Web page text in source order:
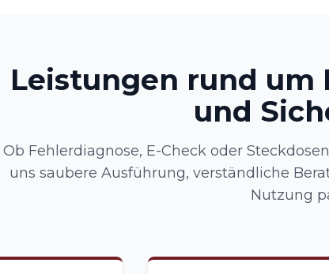
Leistungen rund
und
Ob Fehlerdiagnose, E-Check oder
uns saubere Ausführung, verständliche
Nutzung